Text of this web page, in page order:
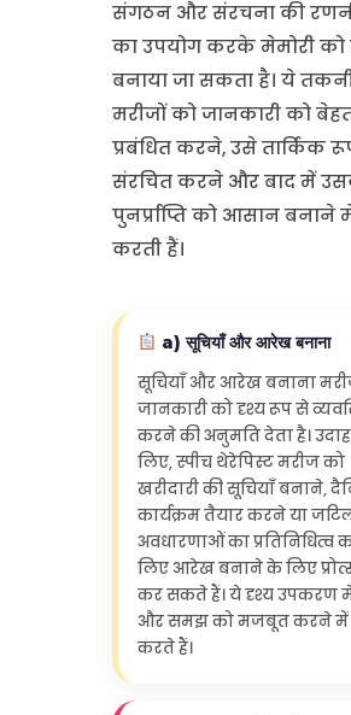
संगठन और संरचना की
का उपयोग करके मेमोरी को
बनाया जा सकता है। ये
मरीजों को जानकारी को
प्रबंधित करने, उसे तार्किक
संरचित करने और बाद में
पुनर्प्राप्ति को आसान बनाने
करती हैं।
a) सूचियाँ और आरेख बनाना
सूचियाँ और आरेख बनाना
जानकारी को दृश्य रूप से
करने की अनुमति देता है।
लिए, स्पीच थेरेपिस्ट मरीज को
खरीदारी की सूचियाँ बनाने,
कार्यक्रम तैयार करने या
अवधारणाओं का प्रतिनिधित्व
लिए आरेख बनाने के लिए
कर सकते हैं। ये दृश्य उपकरण
और समझ को मजबूत करने में
करते हैं।